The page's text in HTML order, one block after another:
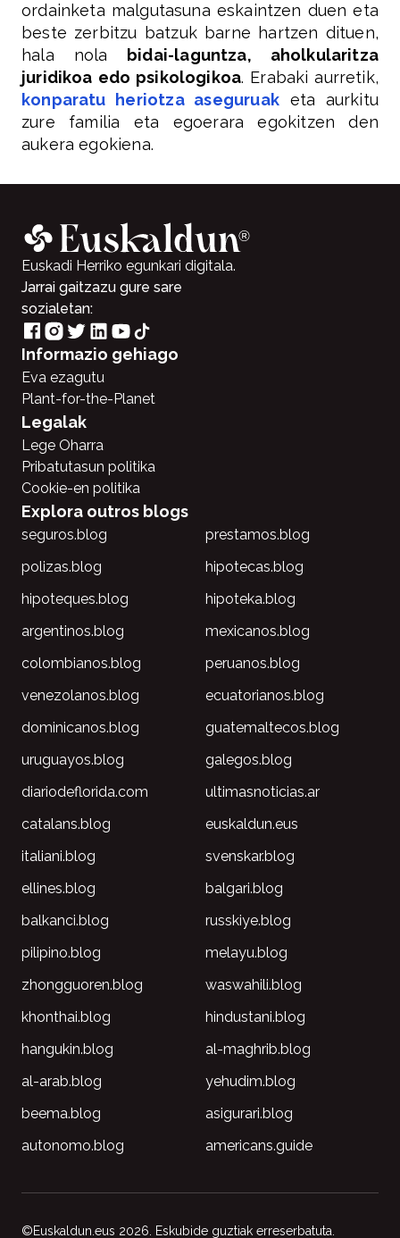
ordainketa malgutasuna eskaintzen duen eta
beste zerbitzu batzuk barne hartzen dituen,
hala nola
bidai-laguntza, aholkularitza
juridikoa edo psikologikoa. Erabaki aurretik,
konparatu heriotza aseguruaketa aurkitu
zure familia eta egoerara egokitzen den
aukera egokiena.
Euskadi Herriko egunkari digitala.
Jarrai gaitzazu gure sare
sozialetan:
Informazio gehiago
Eva ezagutu
Plant-for-the-Planet
Legalak
Lege Oharra
Pribatutasun politika
Cookie-en politika
Explora outros blogs
seguros.blog
prestamos.blog
polizas.blog
hipotecas.blog
hipoteques.blog
hipoteka.blog
argentinos.blog
mexicanos.blog
colombianos.blog
peruanos.blog
venezolanos.blog
ecuatorianos.blog
dominicanos.blog
guatemaltecos.blog
uruguayos.blog
galegos.blog
diariodeflorida.com
ultimasnoticias.ar
catalans.blog
euskaldun.eus
italiani.blog
svenskar.blog
ellines.blog
balgari.blog
balkanci.blog
russkiye.blog
pilipino.blog
melayu.blog
zhongguoren.blog
waswahili.blog
khonthai.blog
hindustani.blog
hangukin.blog
al-maghrib.blog
al-arab.blog
yehudim.blog
beema.blog
asigurari.blog
autonomo.blog
americans.guide
©Euskaldun.eus 2026. Eskubide guztiak erreserbatuta.